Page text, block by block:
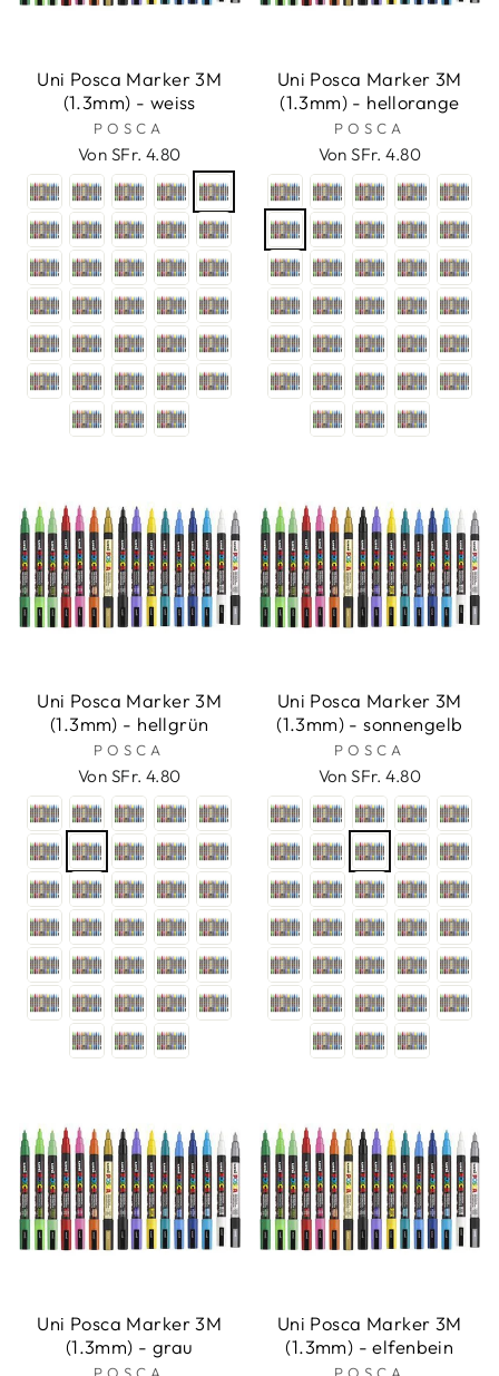
Uni Posca Marker 3M
(1.3mm) - weiss
POSCA
Von SFr. 4.80
Uni Posca Marker 3M
(1.3mm) - hellorange
POSCA
Von SFr. 4.80
Uni Posca Marker 3M
(1.3mm) - hellgrün
POSCA
Von SFr. 4.80
Uni Posca Marker 3M
(1.3mm) - sonnengelb
POSCA
Von SFr. 4.80
Uni Posca Marker 3M
(1.3mm) - grau
POSCA
Uni Posca Marker 3M
(1.3mm) - elfenbein
POSCA